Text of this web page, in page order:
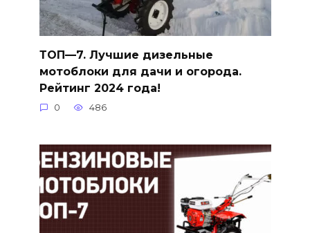
ТОП—7. Лучшие дизельные
мотоблоки для дачи и огорода.
Рейтинг 2024 года!
0 486